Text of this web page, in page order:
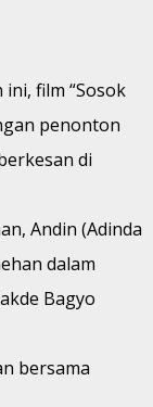
film “Sosok
penonton
di
Andin (Adinda
dalam
Bagyo
bersama